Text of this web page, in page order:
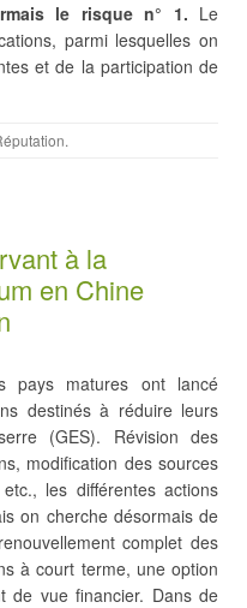
le risque n° 1. Le
parmi lesquelles on
et de la participation de
.
à la
en Chine
pays matures ont lancé
destinés à réduire leurs
(GES). Révision des
modification des sources
les différentes actions
on cherche désormais de
complet des
à court terme, une option
de vue financier. Dans de